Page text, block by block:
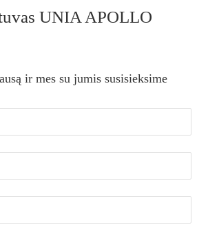
UNIA APOLLO
ir mes su jumis susisieksime